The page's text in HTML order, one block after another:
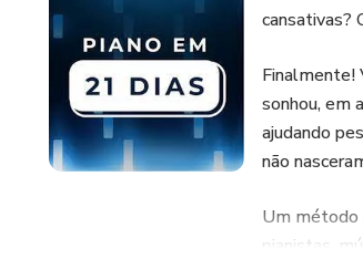
cansativas?
Finalmente!
sonhou, em
ajudando
não
Um método
pianistas,